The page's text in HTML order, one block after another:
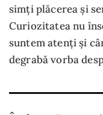
simți plăcerea și
Curiozitatea nu
suntem atenți și
degrabă vorba